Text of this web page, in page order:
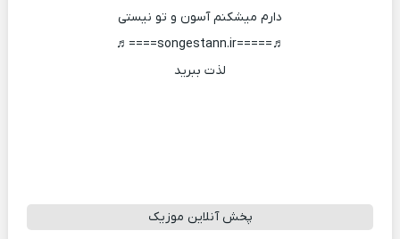
دارم میشکنم آسون و تو نیستی
♬=====songestann.ir====♬
لذت ببرید
پخش آنلاین موزیک